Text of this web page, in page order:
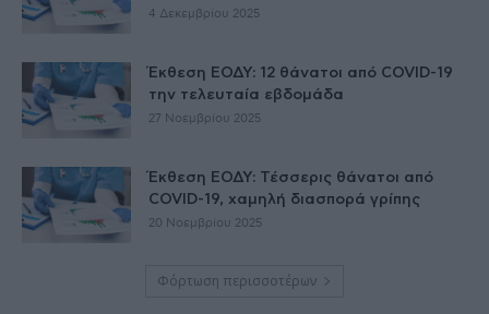
4 Δεκεμβρίου 2025
Έκθεση ΕΟΔΥ: 12 θάνατοι από COVID-19
την τελευταία εβδομάδα
27 Νοεμβρίου 2025
Έκθεση ΕΟΔΥ: Τέσσερις θάνατοι από
COVID-19, χαμηλή διασπορά γρίπης
20 Νοεμβρίου 2025
Φόρτωση περισσοτέρων